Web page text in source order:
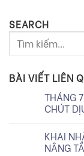
SEARCH
BÀI VIẾT LIÊN
THÁNG
CHÚT
KHAI
NÂNG